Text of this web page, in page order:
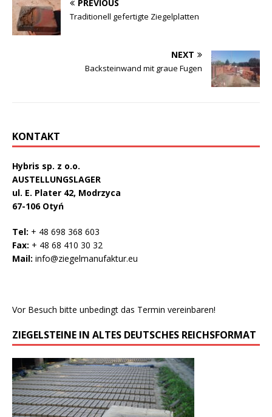
PREVIOUS
Traditionell gefertigte Ziegelplatten
NEXT
Backsteinwand mit graue Fugen
KONTAKT
Hybris sp. z o.o.
AUSTELLUNGSLAGER
ul. E. Plater 42, Modrzyca
67-106 Otyń
Tel: + 48 698 368 603
Fax: + 48 68 410 30 32
Mail: info@ziegelmanufaktur.eu
Vor Besuch bitte unbedingt das Termin vereinbaren!
ZIEGELSTEINE IN ALTES DEUTSCHES REICHSFORMAT